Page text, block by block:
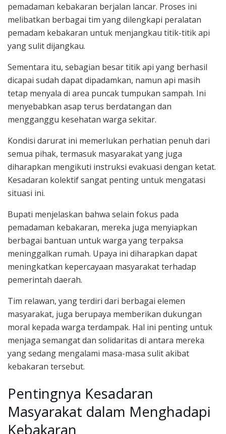
pemadaman kebakaran berjalan lancar. Proses ini
melibatkan berbagai tim yang dilengkapi peralatan
pemadam kebakaran untuk menjangkau titik-titik api
yang sulit dijangkau.
Sementara itu, sebagian besar titik api yang berhasil
dicapai sudah dapat dipadamkan, namun api masih
tetap menyala di area puncak tumpukan sampah. Ini
menyebabkan asap terus berdatangan dan
mengganggu kesehatan warga sekitar.
Kondisi darurat ini memerlukan perhatian penuh dari
semua pihak, termasuk masyarakat yang juga
diharapkan mengikuti instruksi evakuasi dengan ketat.
Kesadaran kolektif sangat penting untuk mengatasi
situasi ini.
Bupati menjelaskan bahwa selain fokus pada
pemadaman kebakaran, mereka juga menyiapkan
berbagai bantuan untuk warga yang terpaksa
meninggalkan rumah. Upaya ini diharapkan dapat
meningkatkan kepercayaan masyarakat terhadap
pemerintah daerah.
Tim relawan, yang terdiri dari berbagai elemen
masyarakat, juga berupaya memberikan dukungan
moral kepada warga terdampak. Hal ini penting untuk
menjaga semangat dan solidaritas di antara mereka
yang sedang mengalami masa-masa sulit akibat
kebakaran tersebut.
Pentingnya Kesadaran
Masyarakat dalam Menghadapi
Kebakaran